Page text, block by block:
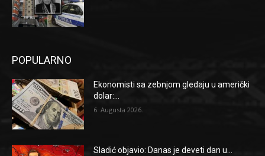
POPULARNO
Ekonomisti sa zebnjom gledaju u američki
dolar:...
6. Augusta 2026.
Sladić objavio: Danas je deveti dan u...